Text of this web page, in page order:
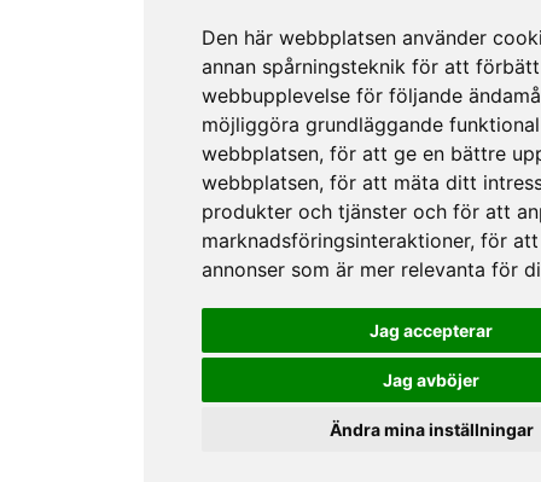
Den här webbplatsen använder
annan spårningsteknik för att
webbupplevelse för följande
möjliggöra grundläggande
webbplatsen, för att ge en bättre
webbplatsen, för att mäta ditt
produkter och tjänster och för att
marknadsföringsinteraktioner, för att
annonser som är mer relevanta för
Jag accepterar
Jag avböjer
Ändra mina inställningar